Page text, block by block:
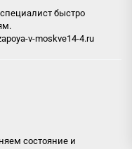
быстро
v-moskve14-4.ru
состояние и